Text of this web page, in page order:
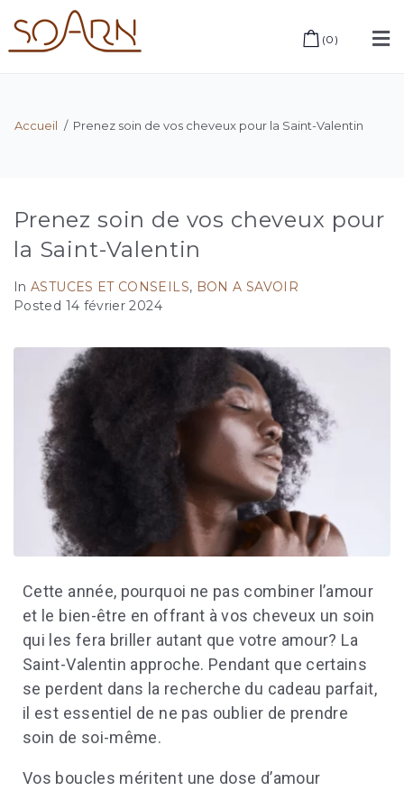
(0 )
Accueil / Prenez soin de vos cheveux pour la Saint-Valentin
Prenez soin de vos cheveux pour
la Saint-Valentin
InASTUCES ET CONSEILS, BON A SAVOIR
Posted 14 février 2024
Cette année, pourquoi ne pas combiner l’amour
et le bien-être en offrant à vos cheveux un soin
qui les fera briller autant que votre amour? La
Saint-Valentin approche. Pendant que certains
se perdent dans la recherche du cadeau parfait,
il est essentiel de ne pas oublier de prendre
soin de soi-même.
Vos boucles méritent une dose d’amour